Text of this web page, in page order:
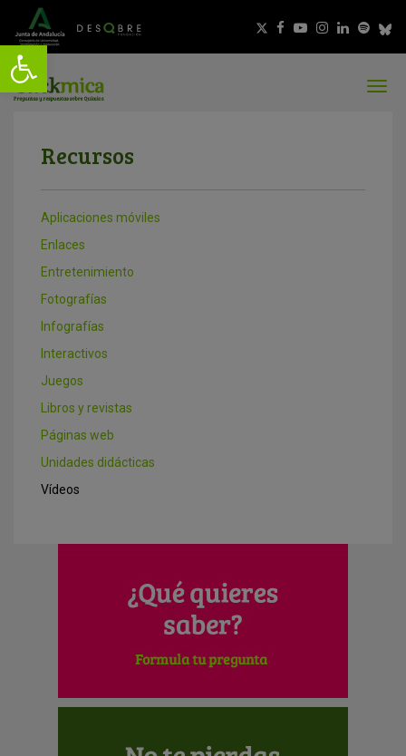
Recursos
Aplicaciones móviles
Enlaces
Entretenimiento
Fotografías
Infografías
Interactivos
Juegos
Libros y revistas
Páginas web
Unidades didácticas
Vídeos